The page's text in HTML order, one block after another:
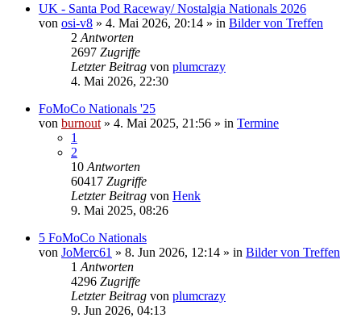
UK - Santa Pod Raceway/ Nostalgia Nationals 2026
von osi-v8 » 4. Mai 2026, 20:14 » in Bilder von Treffen
2 Antworten
2697 Zugriffe
Letzter Beitrag von plumcrazy
4. Mai 2026, 22:30
FoMoCo Nationals '25
von burnout » 4. Mai 2025, 21:56 » in Termine
1
2
10 Antworten
60417 Zugriffe
Letzter Beitrag von Henk
9. Mai 2025, 08:26
5 FoMoCo Nationals
von JoMerc61 » 8. Jun 2026, 12:14 » in Bilder von Treffen
1 Antworten
4296 Zugriffe
Letzter Beitrag von plumcrazy
9. Jun 2026, 04:13